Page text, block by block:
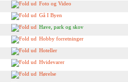
Foto og Video
Gå I Byen
Have, park og skov
Hobby forretninger
Hoteller
Hvidevarer
Hørelse